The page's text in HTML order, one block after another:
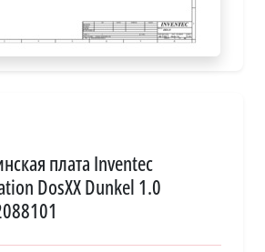
плата Inventec
DosXX Dunkel 1.0